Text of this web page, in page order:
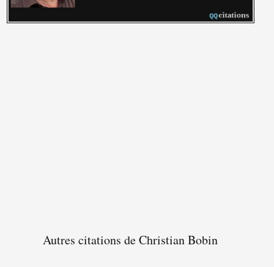
Autres citations de Christian Bobin